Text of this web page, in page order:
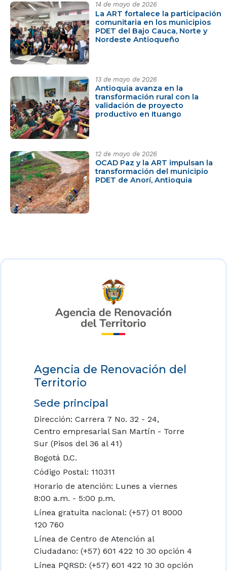
14 de mayo de 2026
La ART fortalece la participación
comunitaria en los municipios
PDET del Bajo Cauca, Norte y
Nordeste Antioqueño
13 de mayo de 2026
Antioquia avanza en la
transformación rural con la
validación de proyecto
productivo en Ituango
12 de mayo de 2026
OCAD Paz y la ART impulsan la
transformación del municipio
PDET de Anorí, Antioquia
Agencia de Renovación del
Territorio
Sede principal
Dirección: Carrera 7 No. 32 - 24,
Centro empresarial San Martín - Torre
Sur (Pisos del 36 al 41)
Bogotá D.C.
Código Postal: 110311
Horario de atención: Lunes a viernes
8:00 a.m. - 5:00 p.m.
Línea gratuita nacional: (+57) 01 8000
120 760
Línea de Centro de Atención al
Ciudadano: (+57) 601 422 10 30 opción 4
Línea PQRSD: (+57) 601 422 10 30 opción